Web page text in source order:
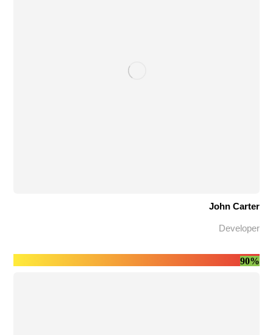
John Carter
Developer
90%